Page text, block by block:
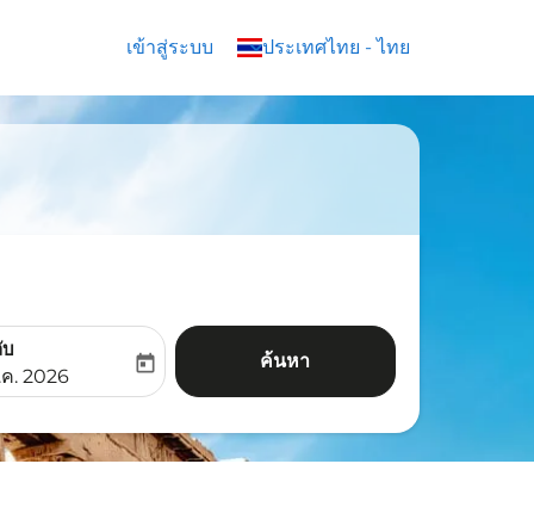
เข้าสู่ระบบ ประเทศไทย - ไทย
keyboard_arrow_down
labelreturn-date-aria-label
. 2026
today ค้นหา